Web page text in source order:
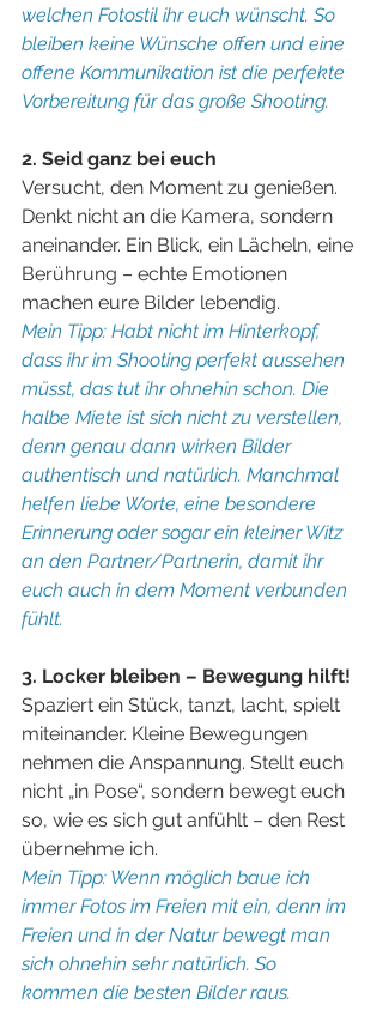
welchen Fotostil ihr euch wünscht. So
bleiben keine Wünsche offen und eine
offene Kommunikation ist die perfekte
Vorbereitung für das große Shooting.
2. Seid ganz bei euch
Versucht, den Moment zu genießen.
Denkt nicht an die Kamera, sondern
aneinander. Ein Blick, ein Lächeln, eine
Berührung – echte Emotionen
machen eure Bilder lebendig.
Mein Tipp: Habt nicht im Hinterkopf,
dass ihr im Shooting perfekt aussehen
müsst, das tut ihr ohnehin schon. Die
halbe Miete ist sich nicht zu verstellen,
denn genau dann wirken Bilder
authentisch und natürlich. Manchmal
helfen liebe Worte, eine besondere
Erinnerung oder sogar ein kleiner Witz
an den Partner/Partnerin, damit ihr
euch auch in dem Moment verbunden
fühlt.
3. Locker bleiben – Bewegung hilft!
Spaziert ein Stück, tanzt, lacht, spielt
miteinander. Kleine Bewegungen
nehmen die Anspannung. Stellt euch
nicht „in Pose“, sondern bewegt euch
so, wie es sich gut anfühlt – den Rest
übernehme ich.
Mein Tipp: Wenn möglich baue ich
immer Fotos im Freien mit ein, denn im
Freien und in der Natur bewegt man
sich ohnehin sehr natürlich. So
kommen die besten Bilder raus.